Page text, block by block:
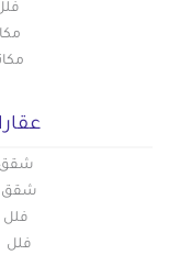
شقق
شقق
فلل
فلل